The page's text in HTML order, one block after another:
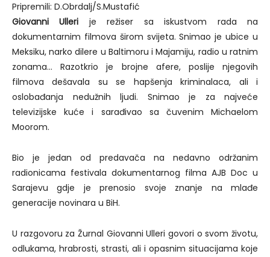
Pripremili: D.Obrdalj/S.Mustafić
Giovanni Ulleri je režiser sa iskustvom rada na
dokumentarnim filmova širom svijeta. Snimao je ubice u
Meksiku, narko dilere u Baltimoru i Majamiju, radio u ratnim
zonama… Razotkrio je brojne afere, poslije njegovih
filmova dešavala su se hapšenja kriminalaca, ali i
oslobađanja nedužnih ljudi. Snimao je za najveće
televizijske kuće i sarađivao sa čuvenim Michaelom
Moorom.
Bio je jedan od predavača na nedavno održanim
radionicama festivala dokumentarnog filma AJB Doc u
Sarajevu gdje je prenosio svoje znanje na mlađe
generacije novinara u BiH.
U razgovoru za Žurnal Giovanni Ulleri govori o svom životu,
odlukama, hrabrosti, strasti, ali i opasnim situacijama koje